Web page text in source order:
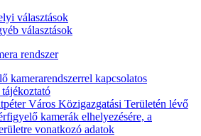
választások
választások
rendszer
kamerarendszerrel kapcsolatos
Város Közigazgatási Területén lévő
kamerák elhelyezésére, a
vonatkozó adatok